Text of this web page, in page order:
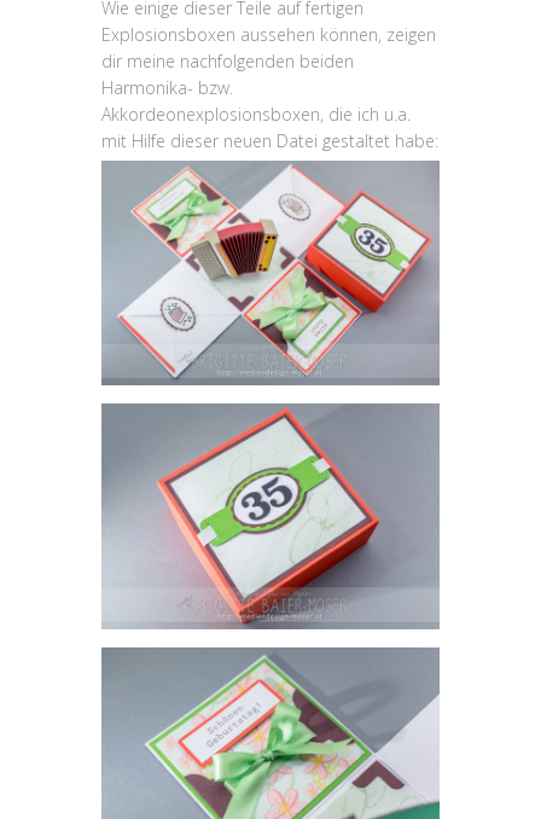
Wie einige dieser Teile auf fertigen
Explosionsboxen aussehen können, zeigen
dir meine nachfolgenden beiden
Harmonika- bzw.
Akkordeonexplosionsboxen, die ich u.a.
mit Hilfe dieser neuen Datei gestaltet habe: